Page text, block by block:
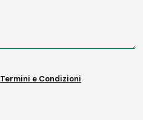
Termini e Condizioni